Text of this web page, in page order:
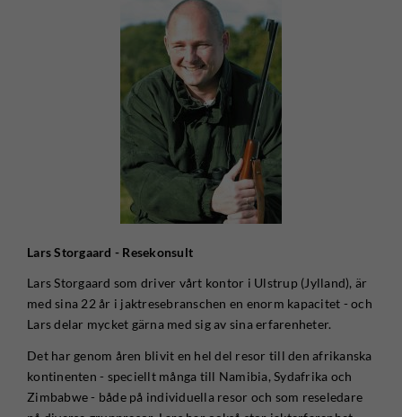
Lars Storgaard - Resekonsult
Lars Storgaard som driver vårt kontor i Ulstrup (Jylland), är
med sina 22 år i jaktresebranschen en enorm kapacitet - och
Lars delar mycket gärna med sig av sina erfarenheter.
Det har genom åren blivit en hel del resor till den afrikanska
kontinenten - speciellt många till Namibia, Sydafrika och
Zimbabwe - både på individuella resor och som reseledare